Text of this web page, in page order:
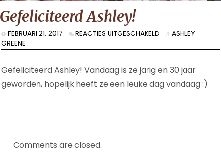
Gefeliciteerd Ashley!
FEBRUARI 21, 2017 REACTIES UITGESCHAKELD VOOR
ASHLEY!
ASHLEY
GREENE
Gefeliciteerd Ashley! Vandaag is ze jarig en 30 jaar
geworden, hopelijk heeft ze een leuke dag vandaag :)
Comments are closed.